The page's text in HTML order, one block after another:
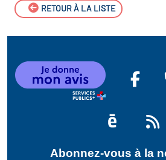
RETOUR À LA LISTE
Abonnez-vous à la